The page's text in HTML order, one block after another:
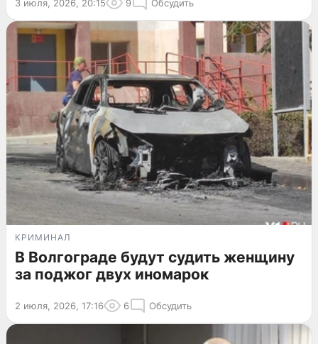
3 июля, 2026, 20:15 9 Обсудить
КРИМИНАЛ
В Волгограде будут судить женщину
за поджог двух иномарок
2 июля, 2026, 17:16 6 Обсудить